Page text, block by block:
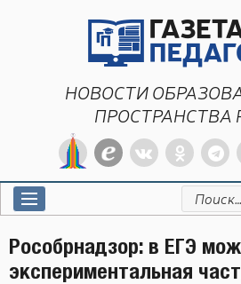
НОВОСТИ
ПРОСТРАНСТВА
Искать:
Рособрнадзор: в ЕГЭ
экспериментальная